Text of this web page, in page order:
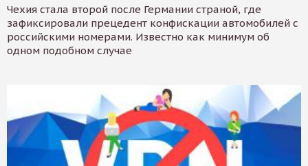
Чехия стала второй после Германии страной, где
зафиксировали прецедент конфискации автомобилей с
российскими номерами. Известно как минимум об
одном подобном случае